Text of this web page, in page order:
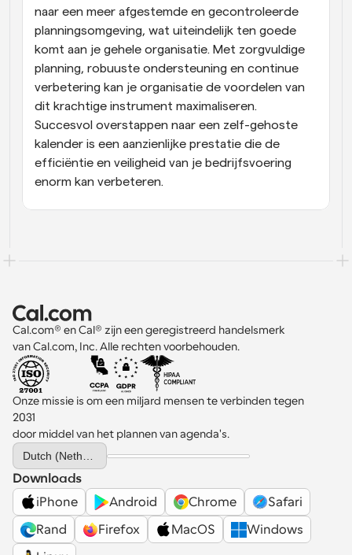
naar een meer afgestemde en gecontroleerde
planningsomgeving, wat uiteindelijk ten goede
komt aan je gehele organisatie. Met zorgvuldige
planning, robuuste ondersteuning en continue
verbetering kan je organisatie de voordelen van
dit krachtige instrument maximaliseren.
Succesvol overstappen naar een zelf-gehoste
kalender is een aanzienlijke prestatie die de
efficiëntie en veiligheid van je bedrijfsvoering
enorm kan verbeteren.
Cal.com® en Cal® zijn een geregistreerd handelsmerk
van Cal.com, Inc. Alle rechten voorbehouden.
Onze missie is om een miljard mensen te verbinden tegen
2031
door middel van het plannen van agenda's.
Select Language
Downloads
iPhone
Android Chrome
Safari
Rand
Firefox MacOS
Windows